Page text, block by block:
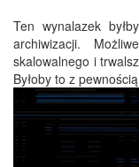
Ten wynalazek
archiwizacji.
skalowalnego i
Byłoby to z